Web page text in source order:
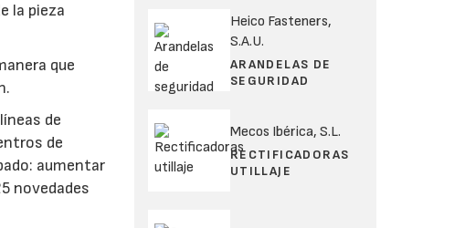
la pieza
que
de
de
aumentar
novedades
Heico Fasteners,
S.A.U.
ARANDELAS DE
SEGURIDAD
Mecos Ibérica, S.L.
RECTIFICADORAS
UTILLAJE